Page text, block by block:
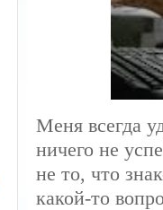
Меня всегда
ничего не
не то, что
какой-то